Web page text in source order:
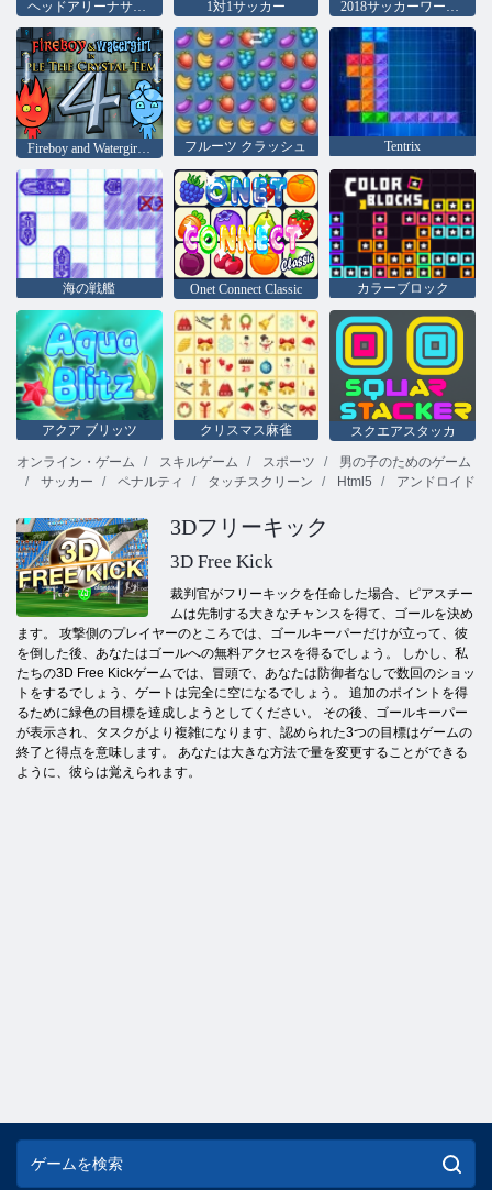
ヘッドアリーナサッカーオールスターズ 1対1サッカー 2018サッカーワールドカップタッチ
フルーツ クラッシュ Tentrix
海の戦艦 Onet Connect Classic カラーブロック
アクア ブリッツ クリスマス麻雀
スクエアスタッカ
オンライン・ゲーム
スキルゲーム スポーツ
男の子のためのゲーム
サッカー
ペナルティ タッチスクリーン Html5 アンドロイド
3Dフリーキック
3D Free Kick
裁判官がフリーキックを任命した場合、ピアスチー
ムは先制する大きなチャンスを得て、ゴールを決め
ます。 攻撃側のプレイヤーのところでは、ゴールキーパーだけが立って、彼
を倒した後、あなたはゴールへの無料アクセスを得るでしょう。 しかし、私
たちの3D Free Kickゲームでは、冒頭で、あなたは防御者なしで数回のショッ
トをするでしょう、ゲートは完全に空になるでしょう。 追加のポイントを得
るために緑色の目標を達成しようとしてください。 その後、ゴールキーパー
が表示され、タスクがより複雑になります、認められた3つの目標はゲームの
終了と得点を意味します。 あなたは大きな方法で量を変更することができる
ように、彼らは覚えられます。